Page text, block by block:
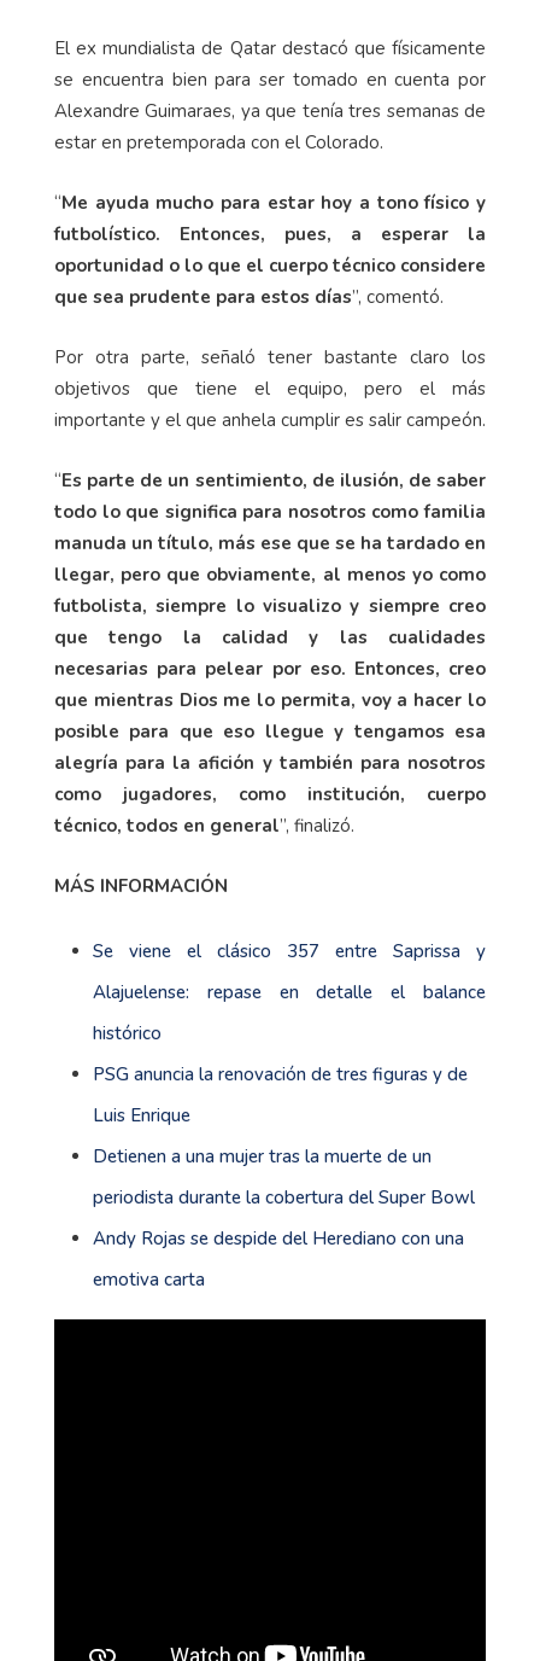
El ex mundialista de Qatar destacó que físicamente
se encuentra bien para ser tomado en cuenta por
Alexandre Guimaraes, ya que tenía tres semanas de
estar en pretemporada con el Colorado.
“Me ayuda mucho para estar hoy a tono físico y
futbolístico. Entonces, pues, a esperar la
oportunidad o lo que el cuerpo técnico considere
que sea prudente para estos días”, comentó.
Por otra parte, señaló tener bastante claro los
objetivos que tiene el equipo, pero el más
importante y el que anhela cumplir es salir campeón.
“Es parte de un sentimiento, de ilusión, de saber
todo lo que significa para nosotros como familia
manuda un título, más ese que se ha tardado en
llegar, pero que obviamente, al menos yo como
futbolista, siempre lo visualizo y siempre creo
que tengo la calidad y las cualidades
necesarias para pelear por eso. Entonces, creo
que mientras Dios me lo permita, voy a hacer lo
posible para que eso llegue y tengamos esa
alegría para la afición y también para nosotros
como jugadores, como institución, cuerpo
técnico, todos en general”, finalizó.
MÁS INFORMACIÓN
Se viene el clásico 357 entre Saprissa y
Alajuelense: repase en detalle el balance
histórico
PSG anuncia la renovación de tres figuras y de
Luis Enrique
Detienen a una mujer tras la muerte de un
periodista durante la cobertura del Super Bowl
Andy Rojas se despide del Herediano con una
emotiva carta